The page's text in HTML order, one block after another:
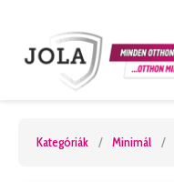
Kategóriák / Minimál /